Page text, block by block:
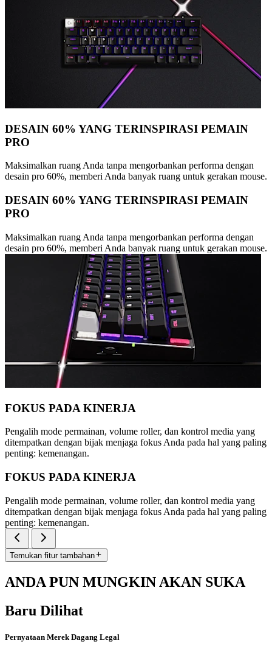
DESAIN 60% YANG TERINSPIRASI PEMAIN
PRO
Maksimalkan ruang Anda tanpa mengorbankan performa dengan
desain pro 60%, memberi Anda banyak ruang untuk gerakan mouse.
DESAIN 60% YANG TERINSPIRASI PEMAIN
PRO
Maksimalkan ruang Anda tanpa mengorbankan performa dengan
desain pro 60%, memberi Anda banyak ruang untuk gerakan mouse.
FOKUS PADA KINERJA
Pengalih mode permainan, volume roller, dan kontrol media yang
ditempatkan dengan bijak menjaga fokus Anda pada hal yang paling
penting: kemenangan.
FOKUS PADA KINERJA
Pengalih mode permainan, volume roller, dan kontrol media yang
ditempatkan dengan bijak menjaga fokus Anda pada hal yang paling
penting: kemenangan.
Temukan fitur tambahan
ANDA PUN MUNGKIN AKAN SUKA
Baru Dilihat
Pernyataan Merek Dagang Legal